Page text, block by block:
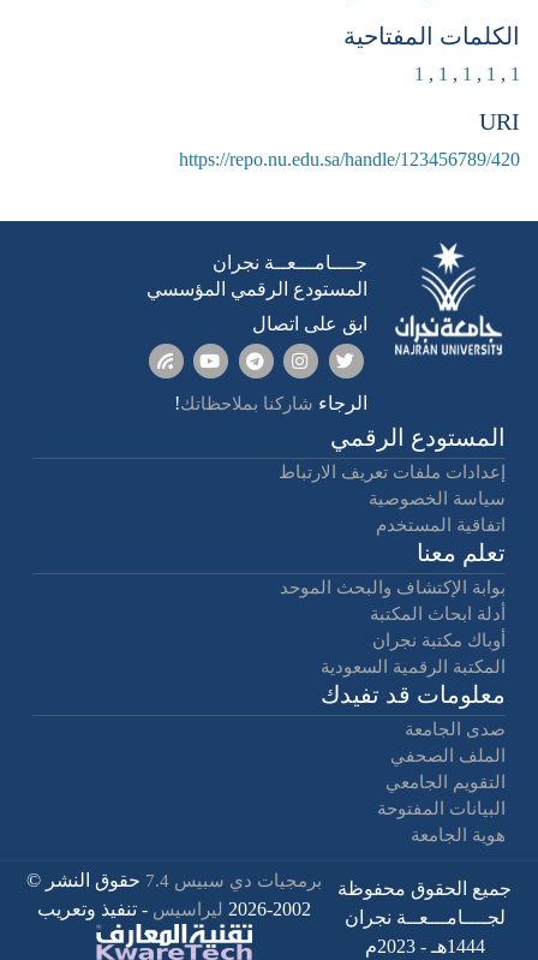
الكلمات المفتاحية
1
,
,
,
,
URI
https://repo.nu.edu.sa/handle/123456789/420
جــــامـــعــة نجران
المستودع الرقمي المؤسسي
ابق على اتصال
الرجاء شاركنا بملاحظاتك!
المستودع الرقمي
إعدادات ملفات تعريف الارتباط
سياسة الخصوصية
اتفاقية المستخدم
تعلم معنا
بوابة الإكتشاف والبحث الموحد
أدلة ابحاث المكتبة
أوباك مكتبة نجران
المكتبة الرقمية السعودية
معلومات قد تفيدك
صدى الجامعة
الملف الصحفي
التقويم الجامعي
البيانات المفتوحة
هوية الجامعة
جميع الحقوق محفوظة
لجــــامـــعــة نجران
1444هـ - 2023م
برمجيات دي سبيس 7.4
حقوق النشر ©
2002-2026
ليراسيس - تنفيذ وتعريب